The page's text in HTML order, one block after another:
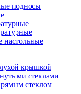
подносы
настольные
крышкой
стеклами
стеклом